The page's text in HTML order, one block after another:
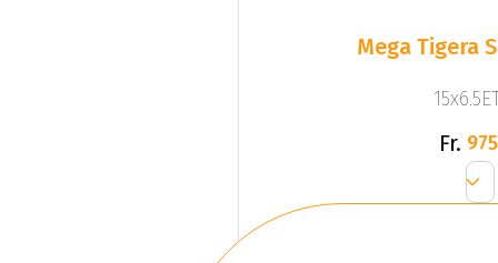
Mega Tigera
Fr.